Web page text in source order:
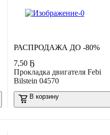
РАСПРОДАЖА ДО -80%
7,50 Ҕ
Прокладка двигателя Febi
Bilstein 04570
В корзину